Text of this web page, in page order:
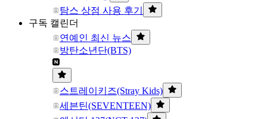
탐스 상점 사용 후기
구독 캘린더
연예인 최신 뉴스
방탄소년단(BTS)
스트레이키즈(Stray Kids)
세븐틴(SEVENTEEN)